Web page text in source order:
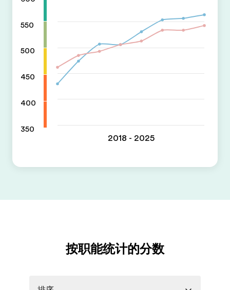
550
500
450
400
350
2018 - 2025
按职能统计的分数